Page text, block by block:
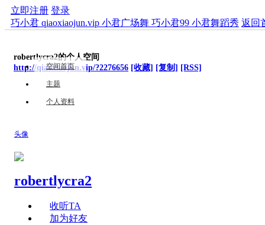
立即注册 登录
巧小君 qiaoxiaojun.vip 小君广场舞 巧小君99 小君舞蹈秀 返回
robertlycra2的个人空间
http://qiaoxiaojun.vip/?2276656 [收藏] [复制] [RSS]
空间首页
主题
个人资料
头像
robertlycra2
收听TA
加为好友